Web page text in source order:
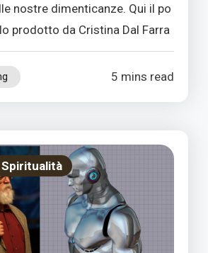
nostre dimenticanze. Qui il po
prodotto da Cristina Dal Farra
5 mins read
Spiritualità